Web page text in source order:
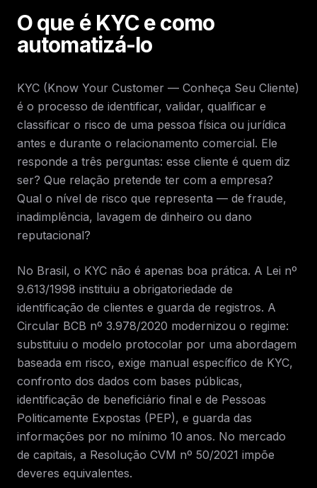
O que é KYC e como
automatizá-lo
KYC (Know Your Customer — Conheça Seu Cliente)
é o processo de identificar, validar, qualificar e
classificar o risco de uma pessoa física ou jurídica
antes e durante o relacionamento comercial. Ele
responde a três perguntas: esse cliente é quem diz
ser? Que relação pretende ter com a empresa?
Qual o nível de risco que representa — de fraude,
inadimplência, lavagem de dinheiro ou dano
reputacional?
No Brasil, o KYC não é apenas boa prática. A Lei nº
9.613/1998 instituiu a obrigatoriedade de
identificação de clientes e guarda de registros. A
Circular BCB nº 3.978/2020 modernizou o regime:
substituiu o modelo protocolar por uma abordagem
baseada em risco, exige manual específico de KYC,
confronto dos dados com bases públicas,
identificação de beneficiário final e de Pessoas
Politicamente Expostas (PEP), e guarda das
informações por no mínimo 10 anos. No mercado
de capitais, a Resolução CVM nº 50/2021 impõe
deveres equivalentes.